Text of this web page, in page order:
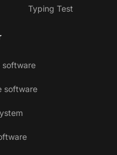
Typing Test
software
software